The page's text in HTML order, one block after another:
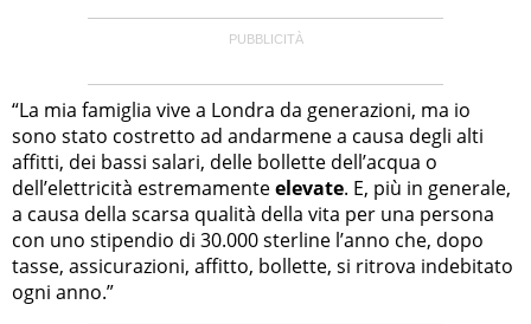
“La mia famiglia vive a Londra da generazioni, ma io
sono stato costretto ad andarmene a causa degli alti
affitti, dei bassi salari, delle bollette dell’acqua o
dell’elettricità estremamenteelevate. E, più in generale,
a causa della scarsa qualità della vita per una persona
con uno stipendio di 30.000 sterline l’anno che, dopo
tasse, assicurazioni, affitto, bollette, si ritrova indebitato
ogni anno.”